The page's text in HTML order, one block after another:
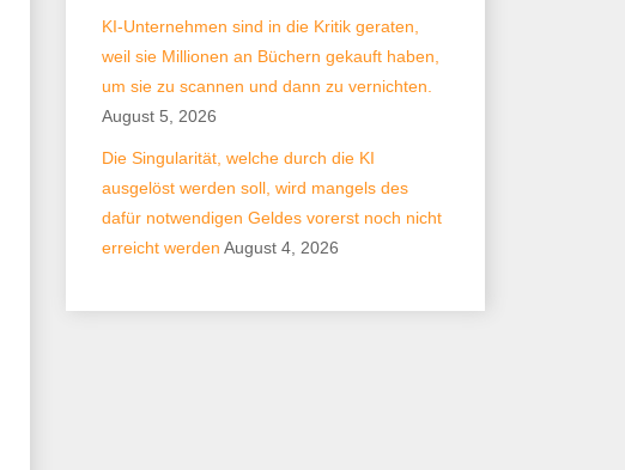
KI-Unternehmen sind in die Kritik geraten,
weil sie Millionen an Büchern gekauft haben,
um sie zu scannen und dann zu vernichten.
August 5, 2026
Die Singularität, welche durch die KI
ausgelöst werden soll, wird mangels des
dafür notwendigen Geldes vorerst noch nicht
erreicht werden August 4, 2026